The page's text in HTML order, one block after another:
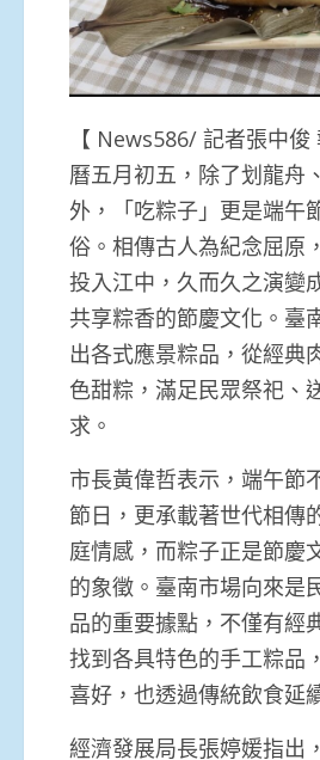
【 News586/ 記者張中
曆五月初五，除了划龍舟
外，「吃粽子」更是端午
俗。相傳古人為紀念屈原
投入江中，久而久之演變
共享粽香的節慶文化。臺
出各式應景粽品，從經典
色甜粽，滿足民眾祭祀、
求。
市長黃偉哲表示，端午節
節日，更承載著世代相傳
庭情感，而粽子正是節慶
的象徵。臺南市場向來是
品的重要據點，不僅有經
找到各具特色的手工粽品
喜好，也透過傳統飲食延
經濟發展局長張婷媛指出